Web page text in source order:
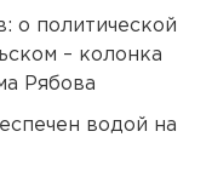
о политической
– колонка
Рябова
водой на